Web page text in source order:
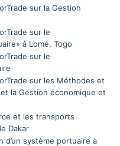
sur la Gestion
sur le
à Lomé, Togo
sur le
sur les Méthodes et
la Gestion économique et
et les transports
Dakar
d’un système portuaire à